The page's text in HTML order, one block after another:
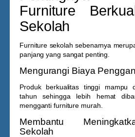
Furniture
Sekolah
Furniture sekolah sebenarnya
panjang yang sangat penting.
Mengurangi Biaya
Produk berkualitas tinggi mampu
tahun sehingga lebih hemat
mengganti furniture murah.
Membantu
Sekolah